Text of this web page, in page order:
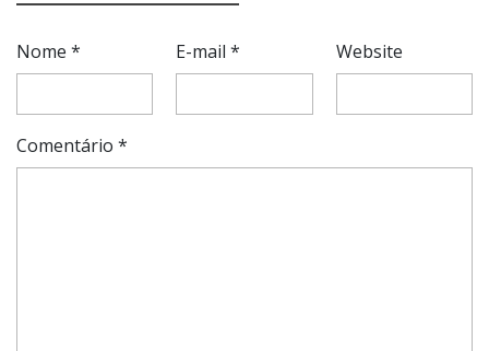
Nome * E-mail* Website
Comentário *